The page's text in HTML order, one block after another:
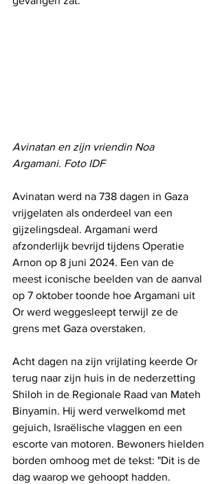
Avinatan en zijn vriendin Noa
Argamani. Foto IDF
Avinatan werd na 738 dagen in Gaza
vrijgelaten als onderdeel van een
gijzelingsdeal. Argamani werd
afzonderlijk bevrijd tijdens Operatie
Arnon op 8 juni 2024. Een van de
meest iconische beelden van de aanval
op 7 oktober toonde hoe Argamani uit
Or werd weggesleept terwijl ze de
grens met Gaza overstaken.
Acht dagen na zijn vrijlating keerde Or
terug naar zijn huis in de nederzetting
Shiloh in de Regionale Raad van Mateh
Binyamin. Hij werd verwelkomd met
gejuich, Israëlische vlaggen en een
escorte van motoren. Bewoners hielden
borden omhoog met de tekst: "Dit is de
dag waarop we gehoopt hadden.